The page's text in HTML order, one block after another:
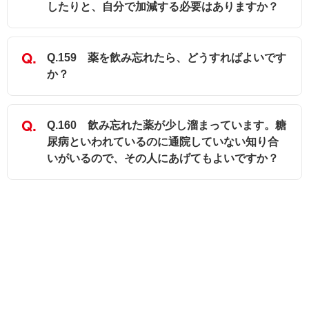
したりと、自分で加減する必要はありますか？
Q.159 薬を飲み忘れたら、どうすればよいです
か？
Q.160 飲み忘れた薬が少し溜まっています。糖
尿病といわれているのに通院していない知り合
いがいるので、その人にあげてもよいですか？